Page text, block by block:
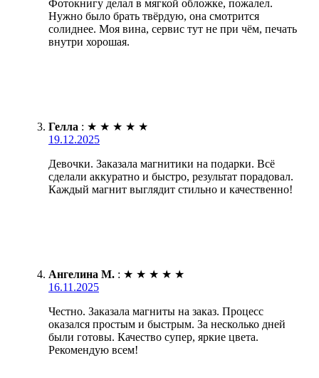
Фотокнигу делал в мягкой обложке, пожалел.
Нужно было брать твёрдую, она смотрится
солиднее. Моя вина, сервис тут не при чём, печать
внутри хорошая.
Гелла : ★ ★ ★ ★ ★
19.12.2025
Девочки. Заказала магнитики на подарки. Всё
сделали аккуратно и быстро, результат порадовал.
Каждый магнит выглядит стильно и качественно!
Ангелина М. : ★ ★ ★ ★ ★
16.11.2025
Честно. Заказала магниты на заказ. Процесс
оказался простым и быстрым. За несколько дней
были готовы. Качество супер, яркие цвета.
Рекомендую всем!